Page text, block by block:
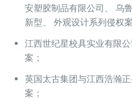
安塑胶制品有限公司、 乌
新型、 外观设计系列侵权案
江西世纪星校具实业有限
案；
英国太古集团与江西浩瀚
案；